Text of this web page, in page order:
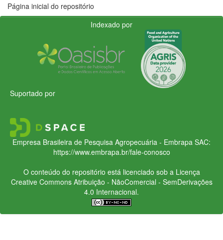
Página inicial do repositório
Indexado por
Suportado por
Empresa Brasileira de Pesquisa Agropecuária - Embrapa SAC:
https://www.embrapa.br/fale-conosco
O conteúdo do repositório está licenciado sob a Licença
Creative CommonsAtribuição - NãoComercial - SemDerivações
4.0 Internacional.